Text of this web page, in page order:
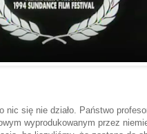
nic się nie działo. Państwo
wyprodukowanym przez